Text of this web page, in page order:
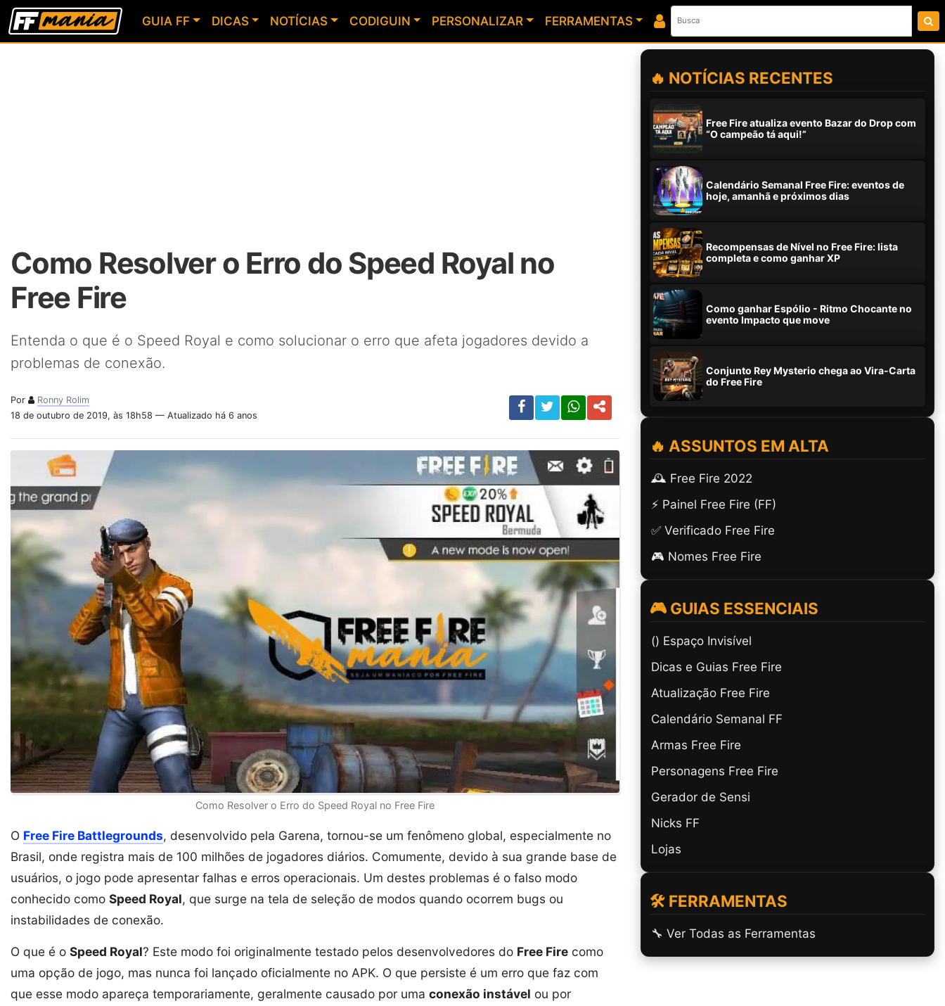
GUIA FF DICAS NOTÍCIAS CODIGUIN PERSONALIZAR FERRAMENTAS
Como Resolver o Erro do Speed Royal no
Free Fire
Entenda o que é o Speed Royal e como solucionar o erro que afeta jogadores devido a
problemas de conexão.
Por
Ronny Rolim
18 de outubro de 2019, às 18h58 — Atualizado há 6 anos
Como Resolver o Erro do Speed Royal no Free Fire
O Free Fire Battlegrounds, desenvolvido pela Garena, tornou-se um fenômeno global, especialmente no
Brasil, onde registra mais de 100 milhões de jogadores diários. Comumente, devido à sua grande base de
usuários, o jogo pode apresentar falhas e erros operacionais. Um destes problemas é o falso modo
conhecido como Speed Royal, que surge na tela de seleção de modos quando ocorrem bugs ou
instabilidades de conexão.
O que é o Speed Royal? Este modo foi originalmente testado pelos desenvolvedores do Free Fire como
uma opção de jogo, mas nunca foi lançado oficialmente no APK. O que persiste é um erro que faz com
que esse modo apareça temporariamente, geralmente causado por uma conexão instável ou por
🔥 NOTÍCIAS RECENTES
Free Fire atualiza evento Bazar do Drop com
“O campeão tá aqui!”
Calendário Semanal Free Fire: eventos de
hoje, amanhã e próximos dias
Recompensas de Nível no Free Fire: lista
completa e como ganhar XP
Como ganhar Espólio - Ritmo Chocante no
evento Impacto que move
Conjunto Rey Mysterio chega ao Vira-Carta
do Free Fire
🔥 ASSUNTOS EM ALTA
🕰️ Free Fire 2022
⚡ Painel Free Fire (FF)
✅ Verificado Free Fire
🎮 Nomes Free Fire
🎮 GUIAS ESSENCIAIS
(ㅤ) Espaço Invisível
Dicas e Guias Free Fire
Atualização Free Fire
Calendário Semanal FF
Armas Free Fire
Personagens Free Fire
Gerador de Sensi
Nicks FF
Lojas
🛠️ FERRAMENTAS
🔧 Ver Todas as Ferramentas